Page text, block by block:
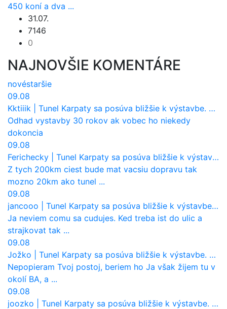
450 koní a dva ...
31.07.
7146
0
NAJNOVŠIE KOMENTÁRE
novéstaršie
09.08
Kktiiik
Tunel Karpaty sa posúva bližšie k výstavbe. NDS urobila dôležitý krok
Odhad vystavby 30 rokov ak vobec ho niekedy
dokoncia
09.08
Ferichecky
Tunel Karpaty sa posúva bližšie k výstavbe. NDS urobila dôležitý krok
Z tych 200km ciest bude mat vacsiu dopravu tak
mozno 20km ako tunel ...
09.08
jancooo
Tunel Karpaty sa posúva bližšie k výstavbe. NDS urobila dôležitý krok
Ja neviem comu sa cudujes. Ked treba ist do ulic a
strajkovat tak ...
09.08
Jožko
Tunel Karpaty sa posúva bližšie k výstavbe. NDS urobila dôležitý krok
Nepopieram Tvoj postoj, beriem ho Ja však žijem tu v
okolí BA, a ...
09.08
joozko
Tunel Karpaty sa posúva bližšie k výstavbe. NDS urobila dôležitý krok